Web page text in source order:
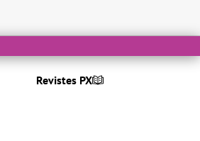
Revistes PX